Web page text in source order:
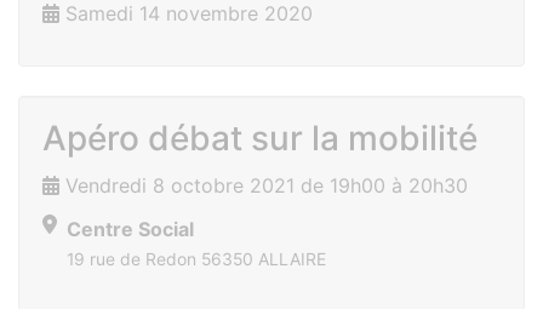
Samedi 14 novembre 2020
Apéro débat sur la mobilité
Vendredi 8 octobre 2021 de 19h00 à 20h30
Centre Social
19 rue de Redon 56350 ALLAIRE